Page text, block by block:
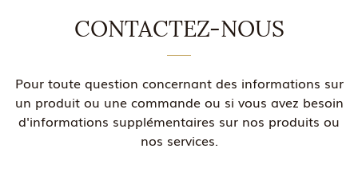
CONTACTEZ-NOUS
Pour toute question concernant des informations sur
un produit ou une commande ou si vous avez besoin
d'informations supplémentaires sur nos produits ou
nos services.